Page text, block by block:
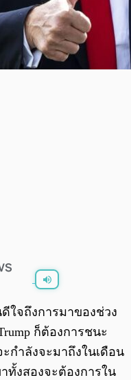
ใจถึงการมาของช่วง
ก็ต้องการชนะ
กำลังจะมาถึงในเดือน
ทั้งสองจะต้องการใน